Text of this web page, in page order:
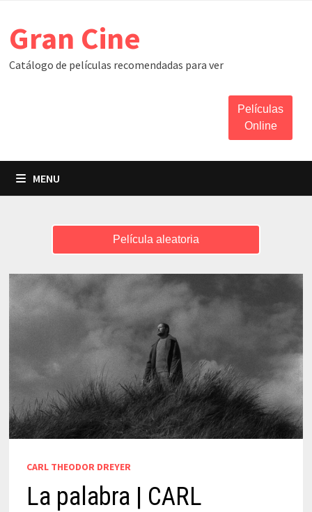
content
Gran Cine
Catálogo de películas recomendadas para ver
Películas
Online
MENU
Película aleatoria
CARL THEODOR DREYER
La palabra | CARL